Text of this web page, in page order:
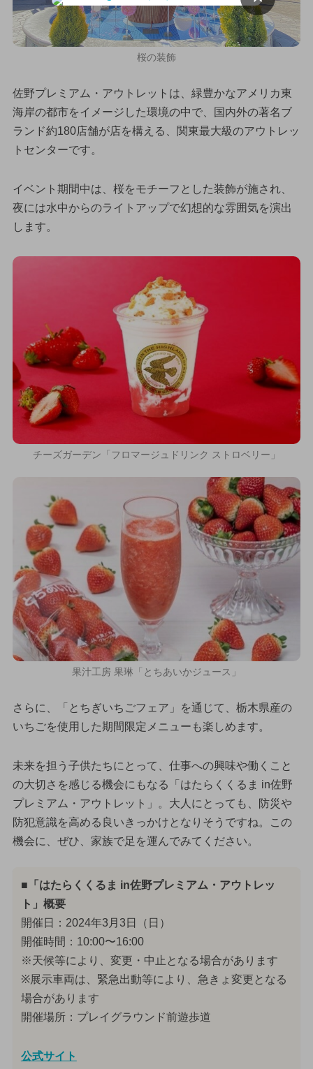
桜の装飾
佐野プレミアム・アウトレットは、緑豊かなアメリカ東
海岸の都市をイメージした環境の中で、国内外の著名ブ
ランド約180店舗が店を構える、関東最大級のアウトレッ
トセンターです。
イベント期間中は、桜をモチーフとした装飾が施され、
夜には水中からのライトアップで幻想的な雰囲気を演出
します。
チーズガーデン「フロマージュドリンク ストロベリー」
果汁工房 果琳「とちあいかジュース」
さらに、「とちぎいちごフェア」を通じて、栃木県産の
いちごを使用した期間限定メニューも楽しめます。
未来を担う子供たちにとって、仕事への興味や働くこと
の大切さを感じる機会にもなる「はたらくくるま in佐野
プレミアム・アウトレット」。大人にとっても、防災や
防犯意識を高める良いきっかけとなりそうですね。この
機会に、ぜひ、家族で足を運んでみてください。
■「はたらくくるま in佐野プレミアム・アウトレッ
ト」概要
開催日：2024年3月3日（日）
開催時間：10:00〜16:00
※天候等により、変更・中止となる場合があります
※展示車両は、緊急出動等により、急きょ変更となる
場合があります
開催場所：プレイグラウンド前遊歩道
公式サイト